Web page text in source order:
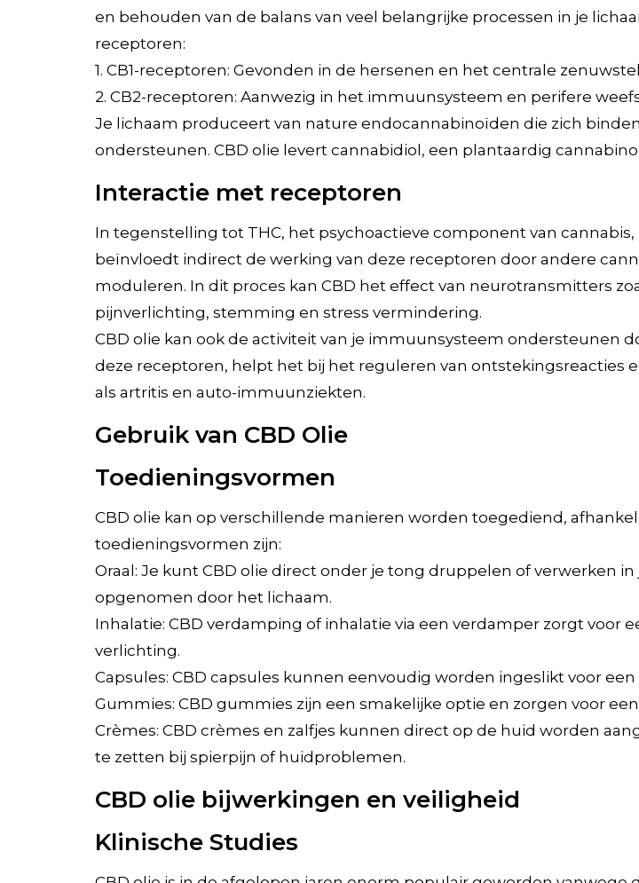
en behouden van de balans van veel belangrijke processen in je
receptoren:
1. CB1-receptoren: Gevonden in de hersenen en het centrale
2. CB2-receptoren: Aanwezig in het immuunsysteem en perifere
Je lichaam produceert van nature endocannabinoïden die zich
ondersteunen. CBD olie levert cannabidiol, een plantaardig
Interactie met receptoren
In tegenstelling tot THC, het psychoactieve component van
beïnvloedt indirect de werking van deze receptoren door andere
moduleren. In dit proces kan CBD het effect van neurotransmitters
pijnverlichting, stemming en stress vermindering.
CBD olie kan ook de activiteit van je immuunsysteem ondersteunen
deze receptoren, helpt het bij het reguleren van ontstekingsreacties
als artritis en auto-immuunziekten.
Gebruik van CBD Olie
Toedieningsvormen
CBD olie kan op verschillende manieren worden toegediend,
toedieningsvormen zijn:
Oraal: Je kunt CBD olie direct onder je tong druppelen of verwerken
opgenomen door het lichaam.
Inhalatie: CBD verdamping of inhalatie via een verdamper zorgt voor
verlichting.
Capsules: CBD capsules kunnen eenvoudig worden ingeslikt voor
Gummies: CBD gummies zijn een smakelijke optie en zorgen voor
Crèmes: CBD crèmes en zalfjes kunnen direct op de huid worden
te zetten bij spierpijn of huidproblemen.
CBD olie bijwerkingen en veiligheid
Klinische Studies